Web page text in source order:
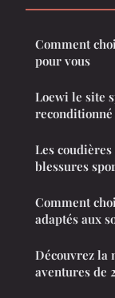
Comment
pour vous
Loewi le site
Les
blessures
Comment
adaptés aux
Découvrez la
aventures de